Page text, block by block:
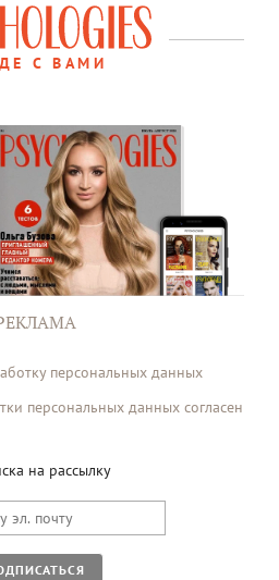
С ВАМИ
персональных данных
персональных данных согласен
на рассылку